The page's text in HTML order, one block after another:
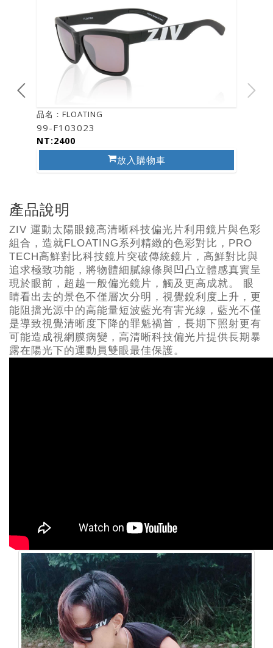
品名：FLOATING
99-F103023
NT:2400
放入購物車
產品說明
ZIV 運動太陽眼鏡高清晰科技偏光片利用鏡片與色彩
組合，造就FLOATING系列精緻的色彩對比，PRO
TECH高鮮對比科技鏡片突破傳統鏡片，高鮮對比與
追求極致功能，將物體細膩線條與凹凸立體感真實呈
現於眼前，超越一般偏光鏡片，觸及更高成就。 眼
睛看出去的景色不僅層次分明，視覺銳利度上升，更
能阻擋光源中的高能量短波藍光有害光線，藍光不僅
是導致視覺清晰度下降的罪魁禍首，長期下照射更有
可能造成視網膜病變，高清晰科技偏光片提供長期暴
露在陽光下的運動員雙眼最佳保護。